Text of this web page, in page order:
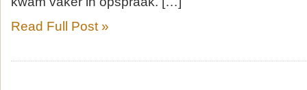
Read Full Post »